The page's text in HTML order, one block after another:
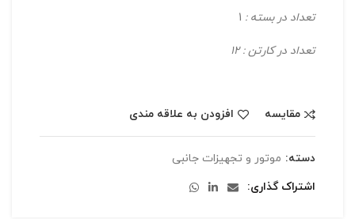
تعداد در بسته :
تعداد در کارتن : 12
مقایسه افزودن به علاقه مندی
دسته: موتور و تجهیزات جانبی
اشتراک گذاری